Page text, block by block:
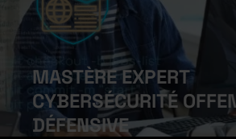
MASTÈRE EXPERT
CYBERSÉCURITÉ
DÉFENSIVE